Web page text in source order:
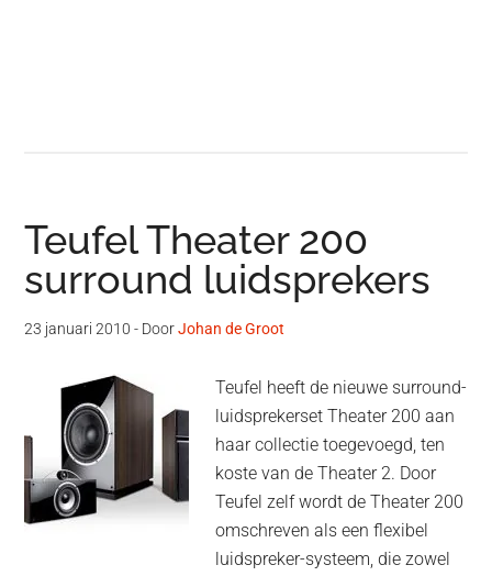
Teufel Theater 200
surround luidsprekers
23 januari 2010 - DoorJohan de Groot
Teufel heeft de nieuwe surround-
luidsprekerset Theater 200 aan
haar collectie toegevoegd, ten
koste van de Theater 2. Door
Teufel zelf wordt de Theater 200
omschreven als een flexibel
luidspreker-systeem, die zowel